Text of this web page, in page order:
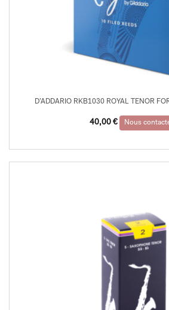
D’ADDARIO RKB1030 ROYAL TENOR
40,00 € Nous